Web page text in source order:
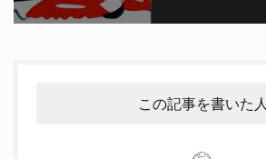
この記事を書いた人